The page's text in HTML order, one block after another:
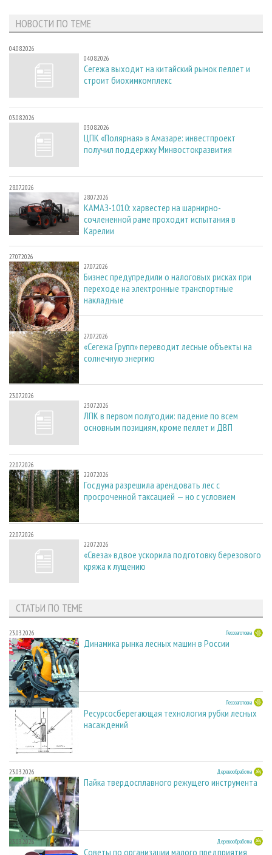
НОВОСТИ ПО ТЕМЕ
04.08.2026
04.08.2026
Сегежа выходит на китайский рынок пеллет и
строит биохимкомплекс
03.08.2026
03.08.2026
ЦПК «Полярная» в Амазаре: инвестпроект
получил поддержку Минвостокразвития
28.07.2026
28.07.2026
КАМАЗ-1010: харвестер на шарнирно-
сочлененной раме проходит испытания в
Карелии
27.07.2026
27.07.2026
Бизнес предупредили о налоговых рисках при
переходе на электронные транспортные
накладные
27.07.2026
27.07.2026
«Сегежа Групп» переводит лесные объекты на
солнечную энергию
23.07.2026
23.07.2026
ЛПК в первом полугодии: падение по всем
основным позициям, кроме пеллет и ДВП
22.07.2026
22.07.2026
Госдума разрешила арендовать лес с
просроченной таксацией — но с условием
22.07.2026
22.07.2026
«Свеза» вдвое ускорила подготовку березового
кряжа к лущению
СТАТЬИ ПО ТЕМЕ
23.03.2026 Лесозаготовка
Динамика рынка лесных машин в России
23.03.2026 Лесозаготовка
Ресурсосберегающая технология рубки лесных
насаждений
23.03.2026 Деревообработка
Пайка твердосплавного режущего инструмента
23.03.2026 Деревообработка
Советы по организации малого предприятия